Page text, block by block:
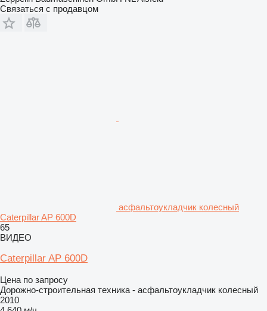
Связаться с продавцом
асфальтоукладчик колесный
Caterpillar AP 600D
65
ВИДЕО
Caterpillar AP 600D
Цена по запросу
Дорожно-строительная техника - асфальтоукладчик колесный
2010